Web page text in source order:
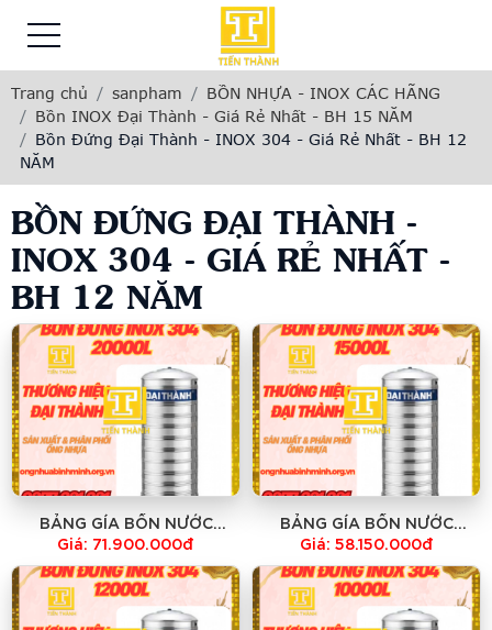
Trang chủ sanpham
BỒN NHỰA - INOX CÁC HÃNG
Bồn INOX Đại Thành - Giá Rẻ Nhất - BH 15 NĂM
Bồn Đứng Đại Thành - INOX 304 - Giá Rẻ Nhất - BH 12
NĂM
BỒN ĐỨNG ĐẠI THÀNH -
INOX 304 - GIÁ RẺ NHẤT -
BH 12 NĂM
BẢNG GÍA BỒN NƯỚC
20000l ĐỨNG INOX 304 BH
12 NĂM
Giá: 71.900.000đ
BẢNG GÍA BỒN NƯỚC
15000l ĐỨNG INOX 304 BH
12 NĂM
Giá: 58.150.000đ